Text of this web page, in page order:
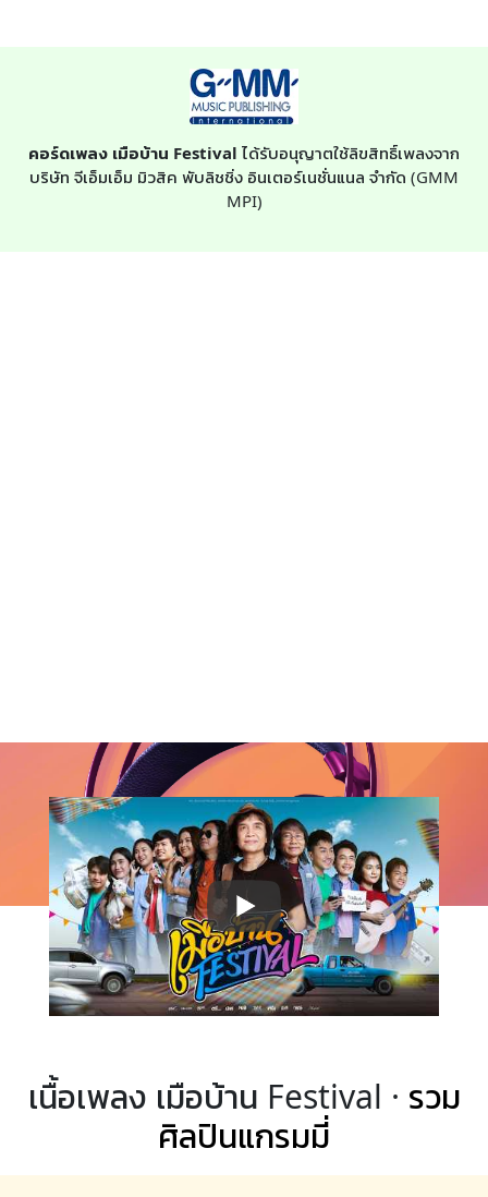
คอร์ดเพลง เมือบ้าน Festival ได้รับอนุญาตใช้ลิขสิทธิ์เพลงจาก
บริษัท จีเอ็มเอ็ม มิวสิค พับลิชชิ่ง อินเตอร์เนชั่นแนล จำกัด (GMM
MPI)
เนื้อเพลง เมือบ้าน Festival · รวม
ศิลปินแกรมมี่